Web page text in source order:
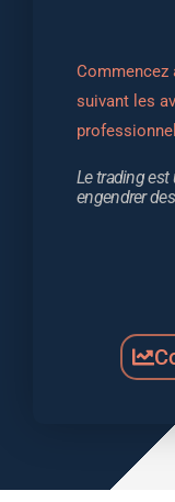
Commencez
suivant les
Le trading est
engendrer